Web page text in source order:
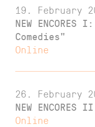
19. February
NEW
Comedies"
Online
26. February
NEW
Online